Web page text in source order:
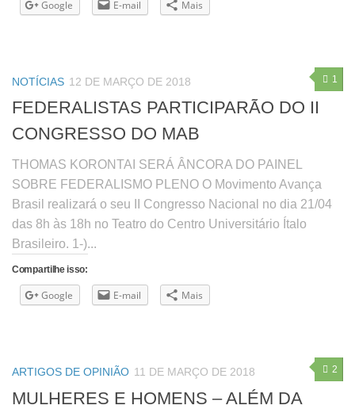
Google E-mail Mais
1
NOTÍCIAS 12 DE MARÇO DE 2018
FEDERALISTAS PARTICIPARÃO DO II
CONGRESSO DO MAB
THOMAS KORONTAI SERÁ ÂNCORA DO PAINEL
SOBRE FEDERALISMO PLENO O Movimento Avança
Brasil realizará o seu II Congresso Nacional no dia 21/04
das 8h às 18h no Teatro do Centro Universitário Ítalo
Brasileiro. 1-)...
Compartilhe isso:
Google E-mail Mais
2
ARTIGOS DE OPINIÃO 11 DE MARÇO DE 2018
MULHERES E HOMENS – ALÉM DA